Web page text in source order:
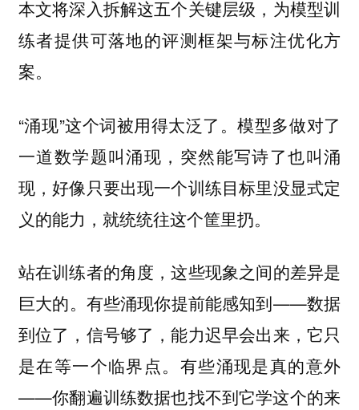
本文将深入拆解这五个关键层级，为模型训
练者提供可落地的评测框架与标注优化方
案。
“涌现”这个词被用得太泛了。模型多做对了
一道数学题叫涌现，突然能写诗了也叫涌
现，好像只要出现一个训练目标里没显式定
义的能力，就统统往这个筐里扔。
站在训练者的角度，这些现象之间的差异是
巨大的。有些涌现你提前能感知到——数据
到位了，信号够了，能力迟早会出来，它只
是在等一个临界点。有些涌现是真的意外
——你翻遍训练数据也找不到它学这个的来